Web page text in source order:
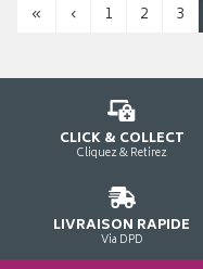
« ‹ 1 2 3
CLICK & COLLECT
Cliquez & Retirez
LIVRAISON RAPIDE
Via DPD